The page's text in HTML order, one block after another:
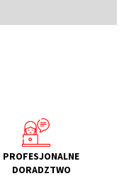
PROFESJONALNE
DORADZTWO